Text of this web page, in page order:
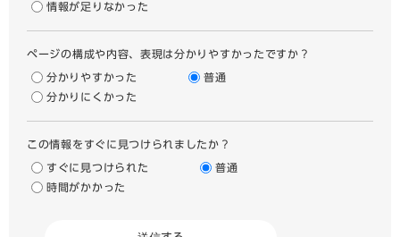
情報が足りなかった
ページの構成や内容、表現は分かりやすかったですか？
分かりやすかった
普通
分かりにくかった
この情報をすぐに見つけられましたか？
すぐに見つけられた
普通
時間がかかった